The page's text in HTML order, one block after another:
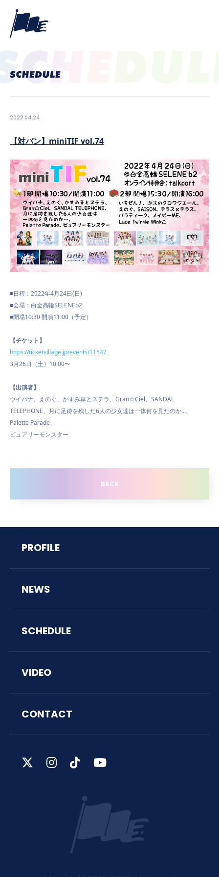
NEWS
SCHEDULE
CONTACT
2022.04.24
【対バン】miniTIF vol.74
■日程：2022年4月24日(日)
■会場：白金高輪SELENEb2
■開場10:30 開演11:00（予定）
【チケット】
https://ticketvillage.jp/events/11547
3月26日（土）10:00〜
【出演者】
ウイバナ、えのぐ、かすみ草とステラ、Gran☆Ciel、SANDAL
TELEPHONE、月に足跡を残した6人の少女達は一体何を見たのか…、
Palette Parade、
ピュアリーモンスター
BACK
PROFILE
NEWS
SCHEDULE
VIDEO
CONTACT